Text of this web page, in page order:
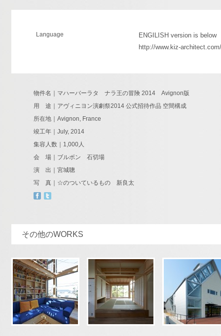
Language
ENGILISH version is below
http://www.kiz-
物件名｜マハーバーラタ ナラ王の冒険 2014 Avignon版
用 途｜アヴィニヨン演劇祭2014 公式招待作品 空間構成
所在地｜Avignon, France
竣工年｜July, 2014
集容人数｜1,000人
会 場｜ブルボン 石切場
演 出｜宮城聰
写 真｜☆のついているもの 新良太
その他のWORKS